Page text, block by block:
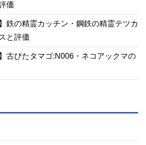
価
鉄の精霊カッチン・鋼鉄の精霊テツカ
と評価
古びたタマゴ:N006・ネコアックマの